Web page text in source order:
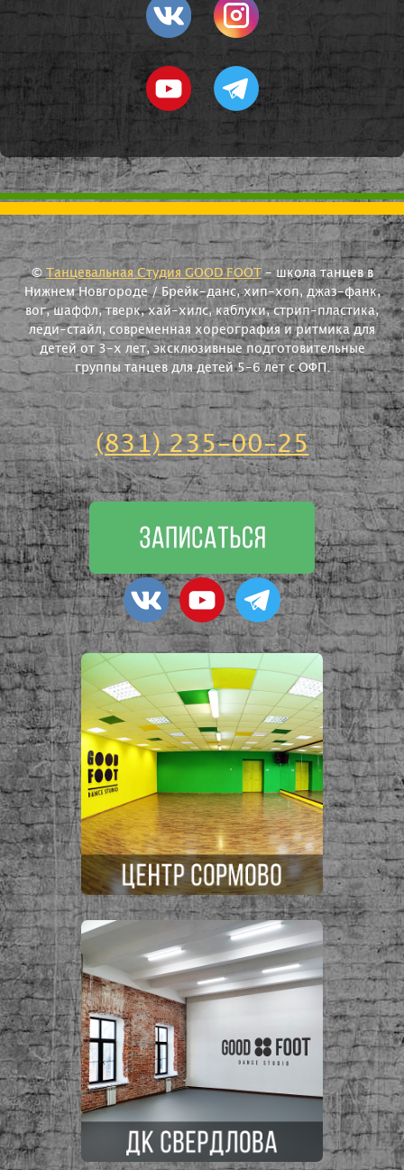
©Танцевальная Студия GOOD FOOT
- школа танцев в
Нижнем Новгороде / Брейк-данс, хип-хоп, джаз-фанк,
вог, шаффл, тверк, хай-хилс, каблуки, стрип-пластика,
леди-стайл, современная хореография и ритмика для
детей от 3-х лет, эксклюзивные подготовительные
группы танцев для детей 5-6 лет с ОФП.
(831) 235-00-25